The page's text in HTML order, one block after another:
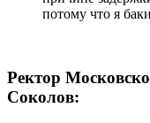
потому что я
Ректор
Соколов: